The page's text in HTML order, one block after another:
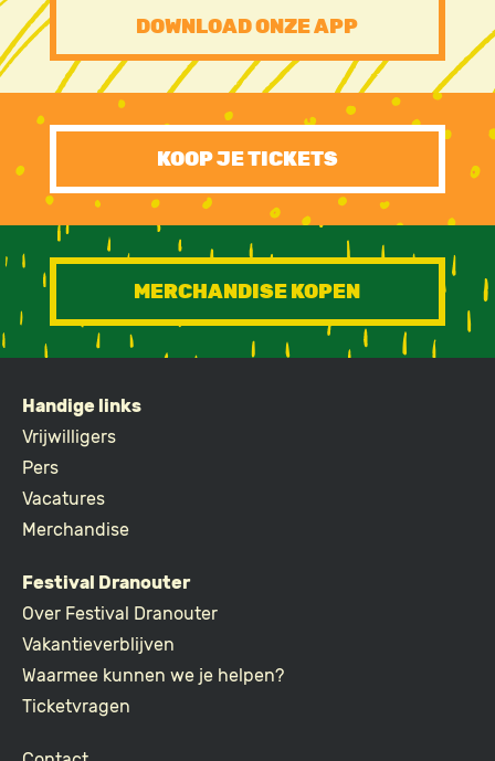
FOOTER
CTA
DOWNLOAD ONZE APP
KOOP JE TICKETS
MERCHANDISE KOPEN
FOOTER
Handige links
Vrijwilligers
Pers
Vacatures
Merchandise
Festival Dranouter
Over Festival Dranouter
Vakantieverblijven
Waarmee kunnen we je helpen?
Ticketvragen